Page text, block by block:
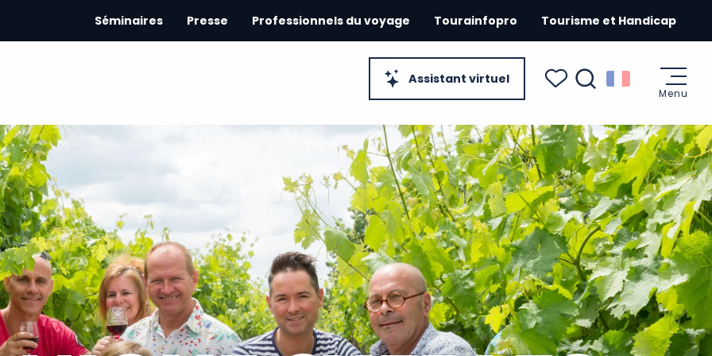
Assistant virtuel
Séminaires Presse Professionnels du voyage Tourainfopro Tourisme et Handicap
Menu